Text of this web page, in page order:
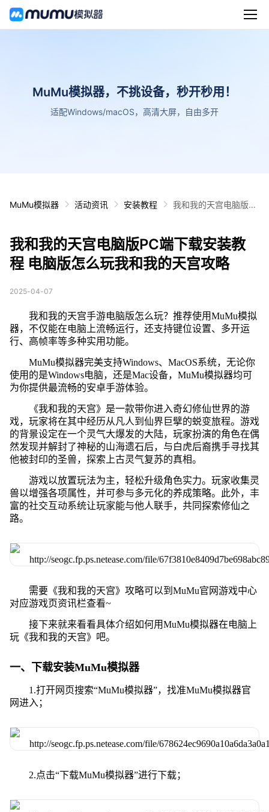
MuMu模拟器，不挑设备，秒开秒用！
适配Windows/macOS，高清大屏，自由多开
MuMu模拟器 活动资讯 安装教程
我和我的天宫电脑版P
攻略
我和我的天宫电脑版PC端下载安装教
程 电脑版怎么玩我和我的天宫攻略
2025-04-07
我和我的天宫手游电脑版怎么玩？推荐使用MuMu模拟
器，不仅能在电脑上流畅运行，还支持键位设置、多开运
行、高帧率等多种实用功能。
MuMu模拟器完美支持Windows、MacOS系统，无论你
使用的是Windows电脑，还是Mac设备，MuMu模拟器均可
为你提供最流畅的安卓手游体验。
《我和我的天宫》是一款带你进入奇幻修仙世界的游
戏，玩家将在其中经历从凡人到仙界巨擘的蜕变旅程。游戏
的背景设定在一个灵气大爆发的大陆，玩家扮演的角色在偶
然发现并解封了神秘的山海遗石后，与白虎后裔携手寻找其
他被封印的圣兽，探索上古灵气复苏的真相。
游戏以放置玩法为主，轻松升级角色实力。玩家收集灵
兽以增强各项属性，并可参与多元化的养成策略。此外，丰
富的社交互动系统让玩家能与他人联手，共同探索修仙之
路。
需要《我和我的天宫》攻略可以到MuMu官网游戏中心
对应游戏页资讯栏查看~
接下来就来看看具体介绍如何用MuMu模拟器在电脑上
玩《我和我的天宫》吧。
一、下载安装MuMu模拟器
1.打开网页搜索“MuMu模拟器”，找准MuMu模拟器官
网进入；
2.点击“下载MuMu模拟器”进行下载；